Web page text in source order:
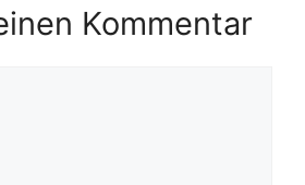
Kommentar